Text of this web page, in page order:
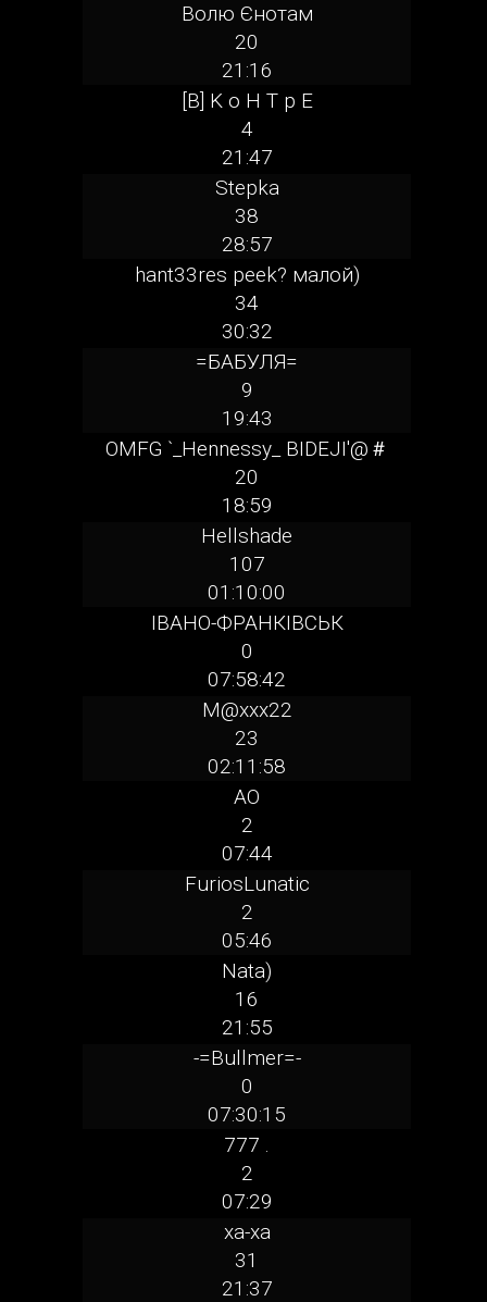
Волю Єнотам
20
21:16
[B] K o H T p E
4
21:47
Stepka
38
28:57
hant33res peek? малой)
34
30:32
=БАБУЛЯ=
9
19:43
OMFG `_Hennessy_ BIDEJI'@＃
20
18:59
Hellshade
107
01:10:00
ІВАНО-ФРАНКІВСЬК
0
07:58:42
M@xxx22
23
02:11:58
AO
2
07:44
FuriosLunatic
2
05:46
Nata)
16
21:55
-=Bullmer=-
0
07:30:15
777 .
2
07:29
xa-xa
31
21:37